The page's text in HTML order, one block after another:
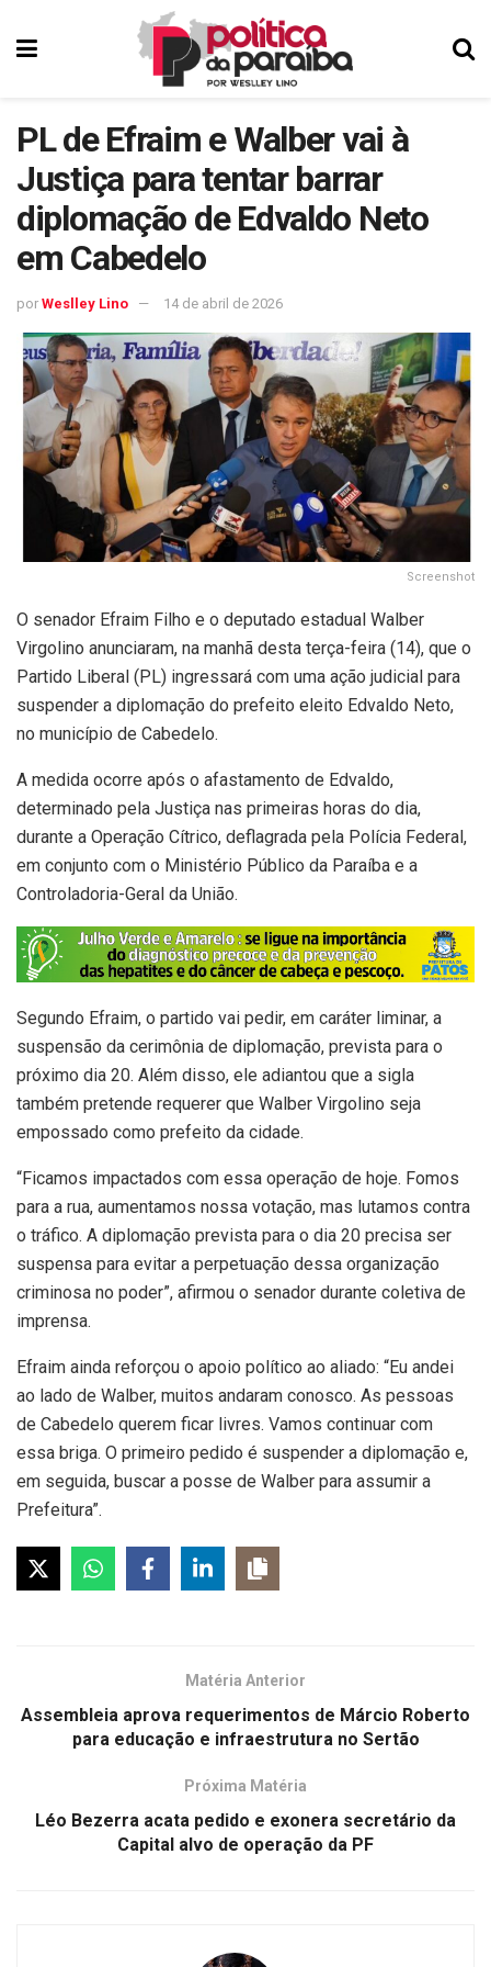
PL de Efraim e Walber vai à
Justiça para tentar barrar
diplomação de Edvaldo Neto
em Cabedelo
por Weslley Lino 14 de abril de 2026
Screenshot
O senador Efraim Filho e o deputado estadual Walber
Virgolino anunciaram, na manhã desta terça-feira (14), que o
Partido Liberal (PL) ingressará com uma ação judicial para
suspender a diplomação do prefeito eleito Edvaldo Neto,
no município de Cabedelo.
A medida ocorre após o afastamento de Edvaldo,
determinado pela Justiça nas primeiras horas do dia,
durante a Operação Cítrico, deflagrada pela Polícia Federal,
em conjunto com o Ministério Público da Paraíba e a
Controladoria-Geral da União.
Segundo Efraim, o partido vai pedir, em caráter liminar, a
suspensão da cerimônia de diplomação, prevista para o
próximo dia 20. Além disso, ele adiantou que a sigla
também pretende requerer que Walber Virgolino seja
empossado como prefeito da cidade.
“Ficamos impactados com essa operação de hoje. Fomos
para a rua, aumentamos nossa votação, mas lutamos contra
o tráfico. A diplomação prevista para o dia 20 precisa ser
suspensa para evitar a perpetuação dessa organização
criminosa no poder”, afirmou o senador durante coletiva de
imprensa.
Efraim ainda reforçou o apoio político ao aliado: “Eu andei
ao lado de Walber, muitos andaram conosco. As pessoas
de Cabedelo querem ficar livres. Vamos continuar com
essa briga. O primeiro pedido é suspender a diplomação e,
em seguida, buscar a posse de Walber para assumir a
Prefeitura”.
Matéria Anterior
Assembleia aprova requerimentos de Márcio Roberto
para educação e infraestrutura no Sertão
Próxima Matéria
Léo Bezerra acata pedido e exonera secretário da
Capital alvo de operação da PF